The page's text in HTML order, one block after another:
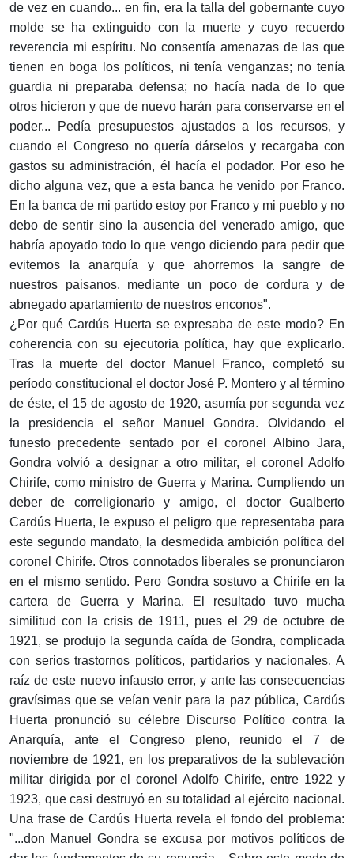
de vez en cuando... en fin, era la talla del gobernante cuyo
molde se ha extinguido con la muerte y cuyo recuerdo
reverencia mi espíritu. No consentía amenazas de las que
tienen en boga los políticos, ni tenía venganzas; no tenía
guardia ni preparaba defensa; no hacía nada de lo que
otros hicieron y que de nuevo harán para conservarse en el
poder... Pedía presupuestos ajustados a los recursos, y
cuando el Congreso no quería dárselos y recargaba con
gastos su administración, él hacía el podador. Por eso he
dicho alguna vez, que a esta banca he venido por Franco.
En la banca de mi partido estoy por Franco y mi pueblo y no
debo de sentir sino la ausencia del venerado amigo, que
habría apoyado todo lo que vengo diciendo para pedir que
evitemos la anarquía y que ahorremos la sangre de
nuestros paisanos, mediante un poco de cordura y de
abnegado apartamiento de nuestros enconos".
¿Por qué Cardús Huerta se expresaba de este modo? En
coherencia con su ejecutoria política, hay que explicarlo.
Tras la muerte del doctor Manuel Franco, completó su
período constitucional el doctor José P. Montero y al término
de éste, el 15 de agosto de 1920, asumía por segunda vez
la presidencia el señor Manuel Gondra. Olvidando el
funesto precedente sentado por el coronel Albino Jara,
Gondra volvió a designar a otro militar, el coronel Adolfo
Chirife, como ministro de Guerra y Marina. Cumpliendo un
deber de correligionario y amigo, el doctor Gualberto
Cardús Huerta, le expuso el peligro que representaba para
este segundo mandato, la desmedida ambición política del
coronel Chirife. Otros connotados liberales se pronunciaron
en el mismo sentido. Pero Gondra sostuvo a Chirife en la
cartera de Guerra y Marina. El resultado tuvo mucha
similitud con la crisis de 1911, pues el 29 de octubre de
1921, se produjo la segunda caída de Gondra, complicada
con serios trastornos políticos, partidarios y nacionales. A
raíz de este nuevo infausto error, y ante las consecuencias
gravísimas que se veían venir para la paz pública, Cardús
Huerta pronunció su célebre Discurso Político contra la
Anarquía, ante el Congreso pleno, reunido el 7 de
noviembre de 1921, en los preparativos de la sublevación
militar dirigida por el coronel Adolfo Chirife, entre 1922 y
1923, que casi destruyó en su totalidad al ejército nacional.
Una frase de Cardús Huerta revela el fondo del problema:
"...don Manuel Gondra se excusa por motivos políticos de